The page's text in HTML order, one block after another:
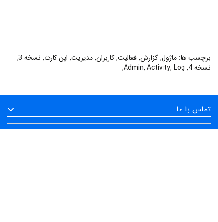
برچسب ها: ماژول,گزارش,فعالیت,کاربران,مدیریت, اپن کارت, نسخه 3 ,
نسخه 4 ,
Admin, Activity, Log
,
تماس با ما